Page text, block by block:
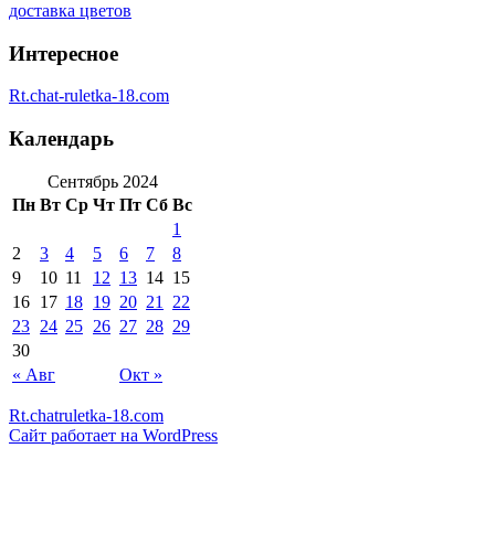
доставка цветов
Интересное
Rt.chat-ruletka-18.com
Календарь
Сентябрь 2024
Пн Вт Ср Чт Пт Сб Вс
« Авг Окт »
1
2
3 4 5 6 7
8
9
10 11 12 13 14 15
16 17 18 19 20 21
22
23 24 25 26 27 28 29
30
Rt.chatruletka-18.com
Сайт работает на WordPress